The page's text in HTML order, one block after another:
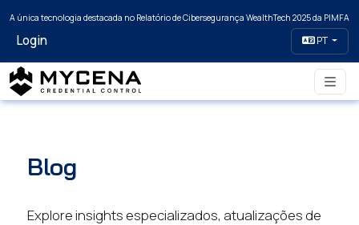
A única tecnologia destacada no Relatório de Cibersegurança WealthTech 2025 da PIMFA
Login PT
Blog
Explore insights especializados, atualizações de